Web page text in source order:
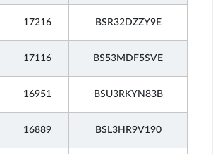
17216 BSR32DZZY9E
17116 BS53MDF5SVE
16951 BSU3RKYN83B
16889 BSL3HR9V190